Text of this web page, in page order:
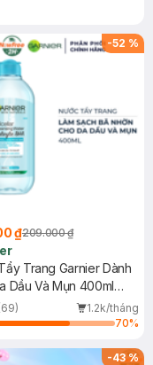
-52 %
₫209.000 ₫
Trang Garnier Dành
Dầu Và Mụn 400ml
1.2k/tháng
70%
-43%